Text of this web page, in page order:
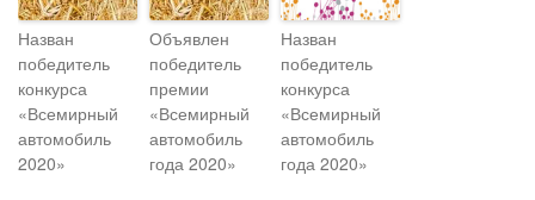
Назван
победитель
конкурса
«Всемирный
автомобиль
2020»
Объявлен
победитель
премии
«Всемирный
автомобиль
года 2020»
Назван
победитель
конкурса
«Всемирный
автомобиль
года 2020»